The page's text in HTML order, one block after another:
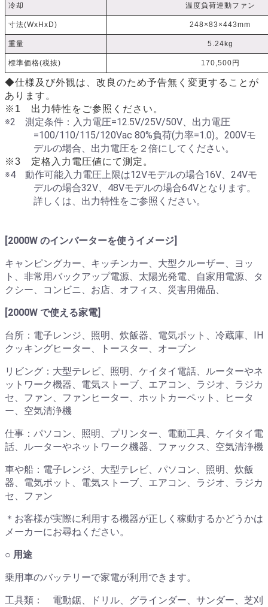
冷却 温度負荷連動ファン
寸法(WxHxD) 248×83×443mm
重量 5.24kg
標準価格(税抜) 170,500円
◆仕様及び外観は、改良のため予告無く変更することが
あります。
※1 出力特性をご参照ください。
※2 測定条件：入力電圧=12.5V/25V/50V、出力電圧
=100/110/115/120Vac 80%負荷(力率=1.0)。200Vモ
デルの場合、出力電圧を２倍にしてください。
※3 定格入力電圧値にて測定。
※4 動作可能入力電圧上限は12Vモデルの場合16V、24Vモ
デルの場合32V、48Vモデルの場合64Vとなります。
詳しくは、出力特性をご参照ください。
[2000W のインバーターを使うイメージ]
キャンピングカー、キッチンカー、大型クルーザー、ヨッ
ト、非常用バックアップ電源、太陽光発電、自家用電源、タ
クシー、コンビニ、お店、オフィス、災害用備品、
[2000W で使える家電]
台所：電子レンジ、照明、炊飯器、電気ポット、冷蔵庫、IH
クッキングヒーター、トースター、オーブン
リビング：大型テレビ、照明、ケイタイ電話、ルーターやネ
ットワーク機器、電気ストーブ、エアコン、ラジオ、ラジカ
セ、ファン、ファンヒーター、ホットカーペット、ヒータ
ー、空気清浄機
仕事：パソコン、照明、プリンター、電動工具、ケイタイ電
話、ルーターやネットワーク機器、ファックス、空気清浄機
車や船：電子レンジ、大型テレビ、パソコン、照明、炊飯
器、電気ポット、電気ストーブ、エアコン、ラジオ、ラジカ
セ、ファン
＊お客様が実際に利用する機器が正しく稼動するかどうかは
メーカーにお尋ねください。
○ 用途
乗用車のバッテリーで家電が利用できます。
工具類： 電動鋸、ドリル、グラインダー、サンダー、芝刈